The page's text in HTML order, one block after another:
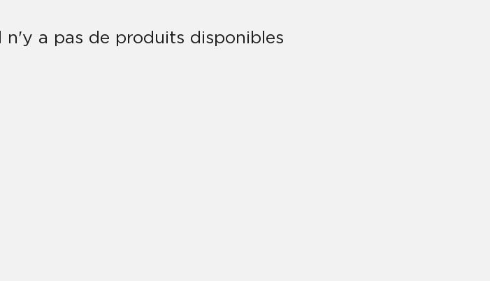
Il n'y a pas de produits disponibles